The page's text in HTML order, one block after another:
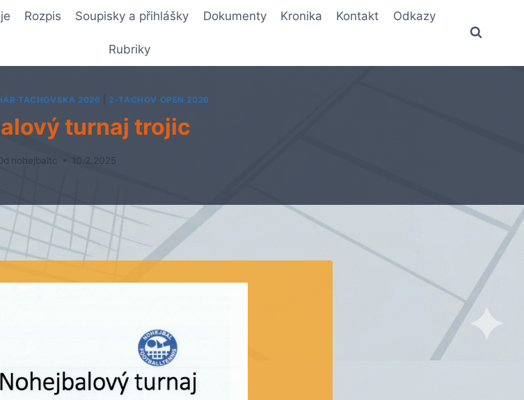
Rozpis Soupisky a přihlášky Dokumenty Kronika Kontakt Odkazy
Rubriky
TACHOVSKA 2026 |2-TACHOV OPEN 2026
turnaj trojic
nohejbaltc 10.2.2025